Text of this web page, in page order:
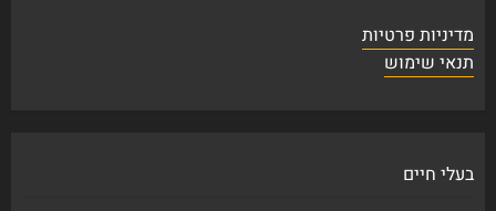
מדיניות פרטיות
תנאי שימוש
בעלי חיים